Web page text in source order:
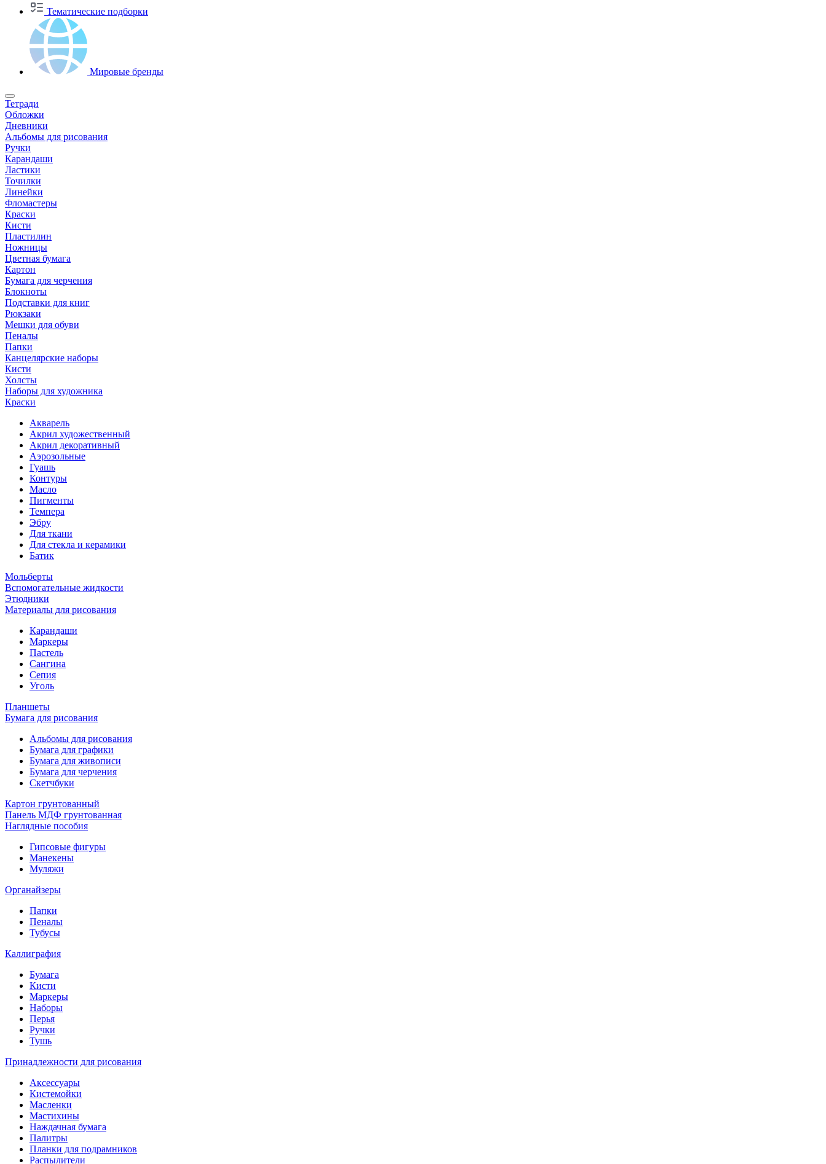
Тематические подборки
Мировые бренды
Тетради
Обложки
Дневники
Альбомы для рисования
Ручки
Карандаши
Ластики
Точилки
Линейки
Фломастеры
Краски
Кисти
Пластилин
Ножницы
Цветная бумага
Картон
Бумага для черчения
Блокноты
Подставки для книг
Рюкзаки
Мешки для обуви
Пеналы
Папки
Канцелярские наборы
Кисти
Холсты
Наборы для художника
Краски
Акварель
Акрил художественный
Акрил декоративный
Аэрозольные
Гуашь
Контуры
Масло
Пигменты
Темпера
Эбру
Для ткани
Для стекла и керамики
Батик
Мольберты
Вспомогательные жидкости
Этюдники
Материалы для рисования
Карандаши
Маркеры
Пастель
Сангина
Сепия
Уголь
Планшеты
Бумага для рисования
Альбомы для рисования
Бумага для графики
Бумага для живописи
Бумага для черчения
Скетчбуки
Картон грунтованный
Панель МДФ грунтованная
Наглядные пособия
Гипсовые фигуры
Манекены
Муляжи
Органайзеры
Папки
Пеналы
Тубусы
Каллиграфия
Бумага
Кисти
Маркеры
Наборы
Перья
Ручки
Тушь
Принадлежности для рисования
Аксессуары
Кистемойки
Масленки
Мастихины
Наждачная бумага
Палитры
Планки для подрамников
Распылители